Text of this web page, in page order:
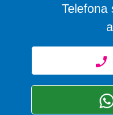
Telefona